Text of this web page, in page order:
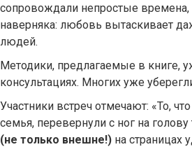
сопровождали непростые времена,
наверняка: любовь вытаскивает
людей.
Методики, предлагаемые в книге,
консультациях. Многих уже
Участники встреч отмечают: «То,
семья, перевернули с ног на
(не только внешне!) на страницах